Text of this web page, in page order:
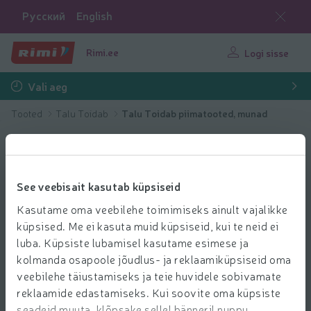
See veebisait kasutab küpsiseid
Kasutame oma veebilehe toimimiseks ainult vajalikke
küpsised. Me ei kasuta muid küpsiseid, kui te neid ei
luba. Küpsiste lubamisel kasutame esimese ja
kolmanda osapoole jõudlus- ja reklaamiküpsiseid oma
veebilehe täiustamiseks ja teie huvidele sobivamate
reklaamide edastamiseks. Kui soovite oma küpsiste
Русский English
Rimi.ee Logi sisse
Vali aeg
Tooted Talu Toidab Talu Toidab piimatooted, munad